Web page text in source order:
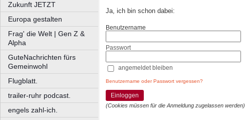
Zukunft JETZT
Europa gestalten
Frag' die Welt | Gen Z &
Alpha
GuteNachrichten fürs
Gemeinwohl
Flugblatt.
trailer-ruhr podcast.
engels zahl-ich.
Ja, ich bin schon dabei:
Benutzername
Passwort
angemeldet bleiben
Benutzername oder Passwort vergessen?
Einloggen
(Cookies müssen für die Anmeldung zugelassen werden)